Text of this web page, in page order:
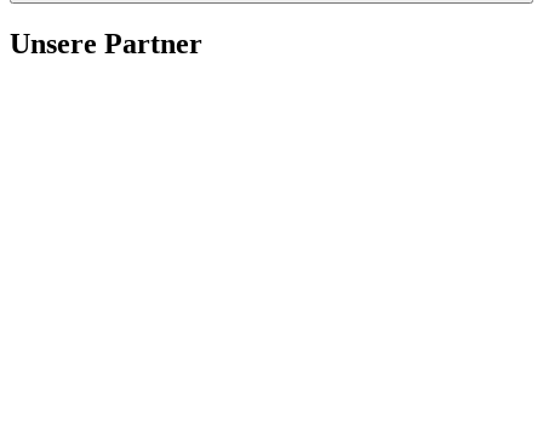
Unsere Partner